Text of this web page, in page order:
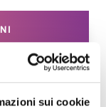
sui cookie